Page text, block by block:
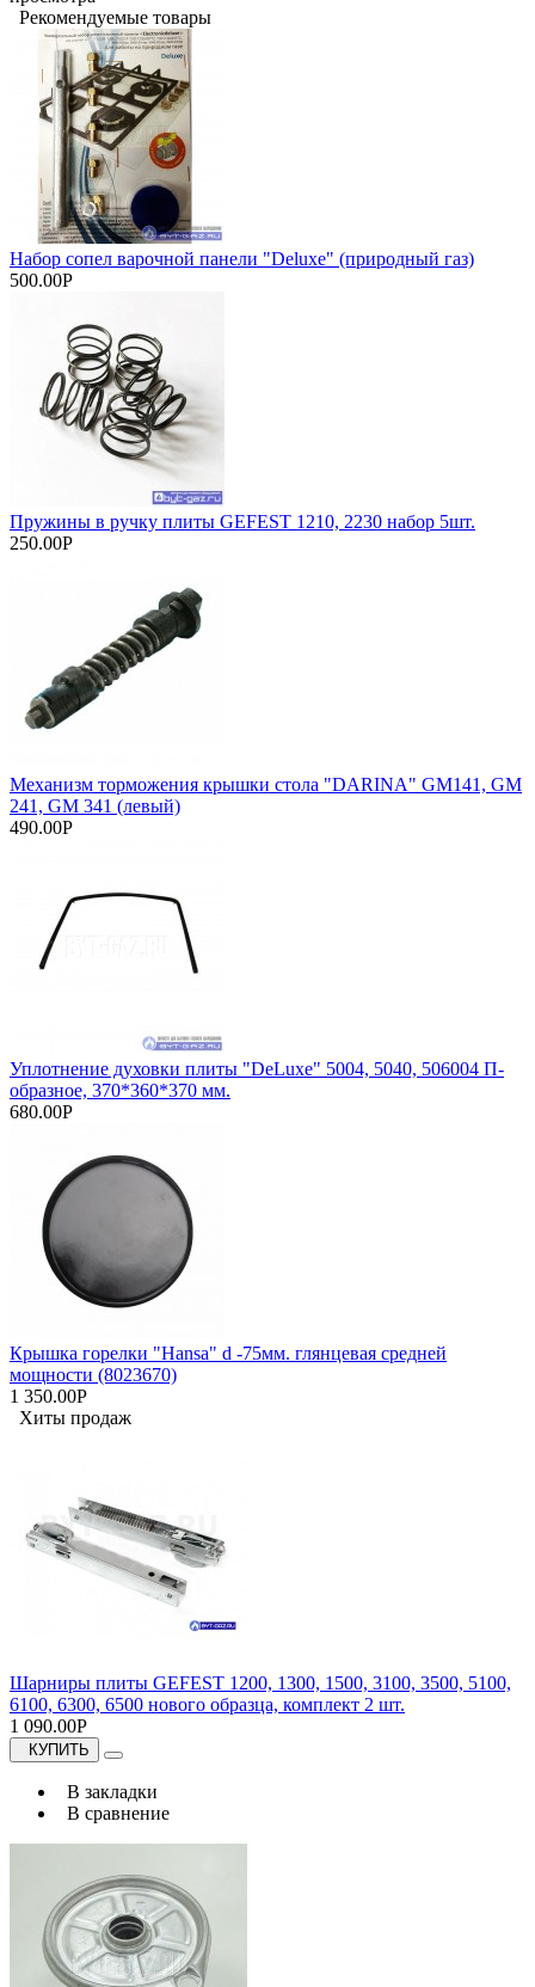
Рекомендуемые товары
Набор сопел варочной панели "Deluxe" (природный газ)
500.00Р
Пружины в ручку плиты GEFEST 1210, 2230 набор 5шт.
250.00Р
Механизм торможения крышки стола "DARINA" GM141, GM
241, GM 341 (левый)
490.00Р
Уплотнение духовки плиты "DeLuxe" 5004, 5040, 506004 П-
образное, 370*360*370 мм.
680.00Р
Крышка горелки "Hansa" d -75мм. глянцевая средней
мощности (8023670)
1 350.00Р
Хиты продаж
Шарниры плиты GEFEST 1200, 1300, 1500, 3100, 3500, 5100,
6100, 6300, 6500 нового образца, комплект 2 шт.
1 090.00Р
КУПИТЬ
В закладки
В сравнение